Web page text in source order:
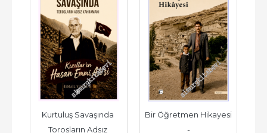
Kurtuluş Savaşında
Torosların Adsız
Bir Öğretmen Hikayesi
-